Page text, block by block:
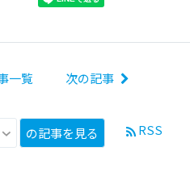
一覧 次の記事
の記事を見る RSS